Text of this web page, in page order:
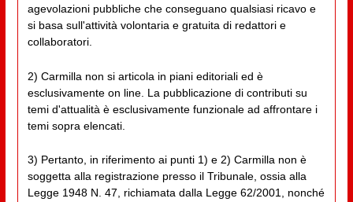
agevolazioni pubbliche che conseguano qualsiasi ricavo e
si basa sull'attività volontaria e gratuita di redattori e
collaboratori.
2) Carmilla non si articola in piani editoriali ed è
esclusivamente on line. La pubblicazione di contributi su
temi d'attualità è esclusivamente funzionale ad affrontare i
temi sopra elencati.
3) Pertanto, in riferimento ai punti 1) e 2) Carmilla non è
soggetta alla registrazione presso il Tribunale, ossia alla
Legge 1948 N. 47, richiamata dalla Legge 62/2001, nonché